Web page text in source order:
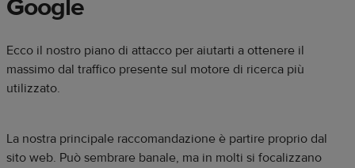
Google
Ecco il nostro piano di attacco per aiutarti a ottenere il
massimo dal traffico presente sul motore di ricerca più
utilizzato.
La nostra principale raccomandazione è partire proprio dal
sito web. Può sembrare banale, ma in molti si focalizzano